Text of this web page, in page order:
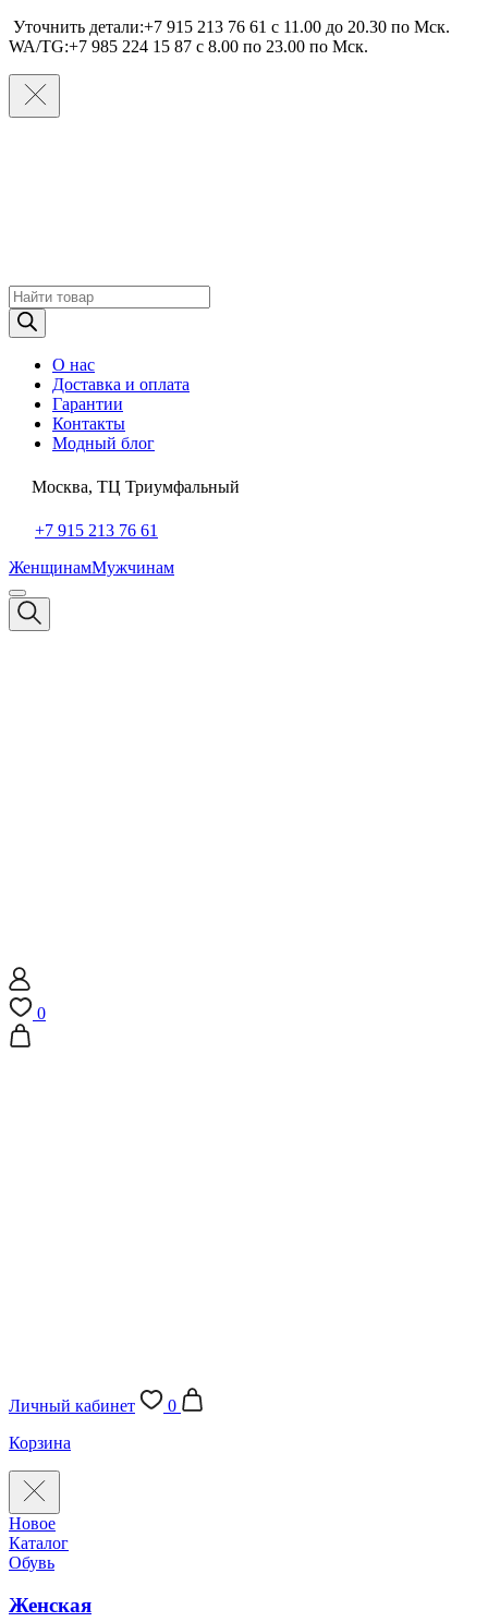
Уточнить детали:+7 915 213 76 61 c 11.00 до 20.30 по Мcк.
WA/TG:+7 985 224 15 87 c 8.00 по 23.00 по Мcк.
Поиск
товаров
О нас
Доставка и оплата
Гарантии
Контакты
Модный блог
Москва, ТЦ Триумфальный
+7 915 213 76 61
ЖенщинамМужчинам
0
Личный кабинет
0
Корзина
Новое
Каталог
Обувь
Женская